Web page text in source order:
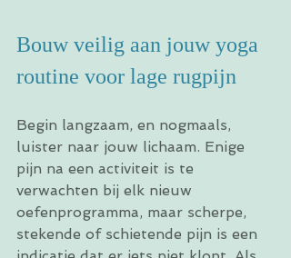
Bouw veilig aan jouw yoga
routine voor lage rugpijn
Begin langzaam, en nogmaals,
luister naar jouw lichaam. Enige
pijn na een activiteit is te
verwachten bij elk nieuw
oefenprogramma, maar scherpe,
stekende of schietende pijn is een